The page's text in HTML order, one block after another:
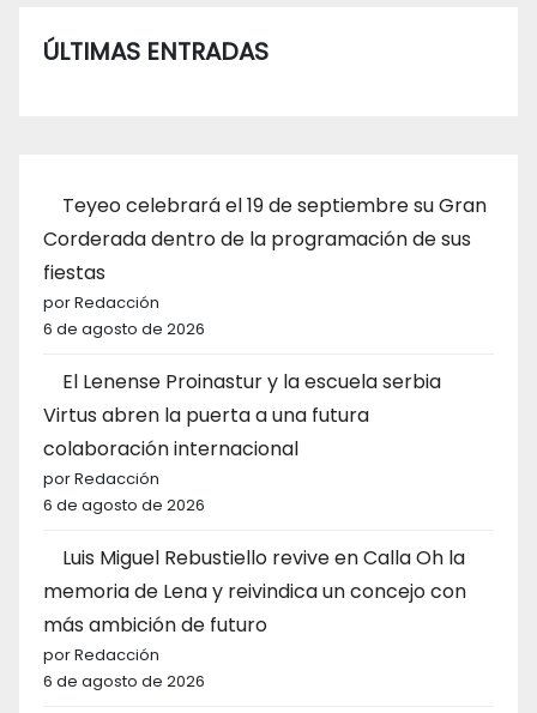
ÚLTIMAS ENTRADAS
Teyeo celebrará el 19 de septiembre su Gran
Corderada dentro de la programación de sus
fiestas
por Redacción
6 de agosto de 2026
El Lenense Proinastur y la escuela serbia
Virtus abren la puerta a una futura
colaboración internacional
por Redacción
6 de agosto de 2026
Luis Miguel Rebustiello revive en Calla Oh la
memoria de Lena y reivindica un concejo con
más ambición de futuro
por Redacción
6 de agosto de 2026